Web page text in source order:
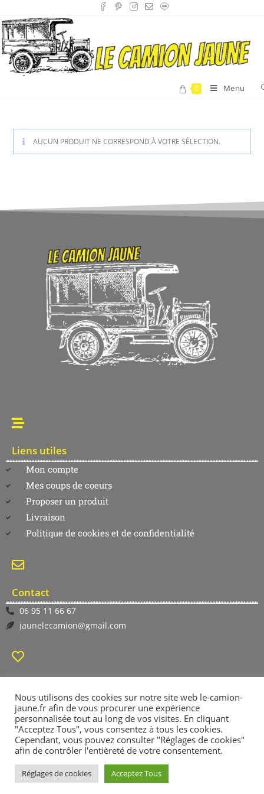
0 Menu
AUCUN PRODUIT NE CORRESPOND À VOTRE SÉLECTION.
Liens utiles
Mon compte
Mes coups de coeurs
Proposer un produit
Livraison
Politique de cookies et de confidentialité
Contact
06 95 11 66 67
jaunelecamion@gmail.com
Nous utilisons des cookies sur notre site web le-camion-
jaune.fr afin de vous procurer une expérience
personnalisée tout au long de vos visites. En cliquant
"Acceptez Tous", vous consentez à tous les cookies.
Cependant, vous pouvez consulter "Réglages de cookies"
afin de contrôler l'entièreté de votre consentement.
Réglages de cookies Acceptez Tous